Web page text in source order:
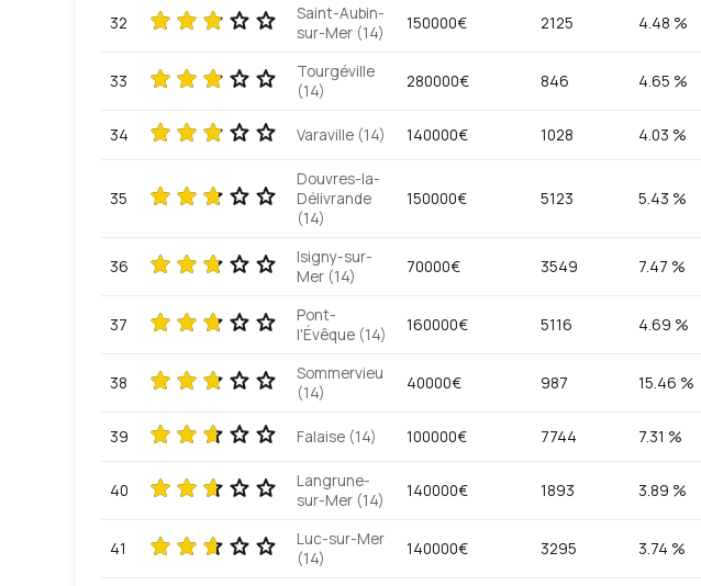
32
Saint-Aubin-
sur-Mer (14)
150000€ 2125 4.48 %
33
Tourgéville
(14)
280000€ 846 4.65 %
34 Varaville (14) 140000€ 1028 4.03 %
35
Douvres-la-
Délivrande
(14)
150000€ 5123 5.43 %
36
Isigny-sur-
Mer (14)
70000€ 3549 7.47 %
37
Pont-
l'Évêque (14)
160000€ 5116 4.69 %
38
Sommervieu
(14)
40000€ 987 15.46 %
39 Falaise (14) 100000€ 7744 7.31 %
40
Langrune-
sur-Mer (14)
140000€ 1893 3.89 %
41
Luc-sur-Mer
(14)
140000€ 3295 3.74 %